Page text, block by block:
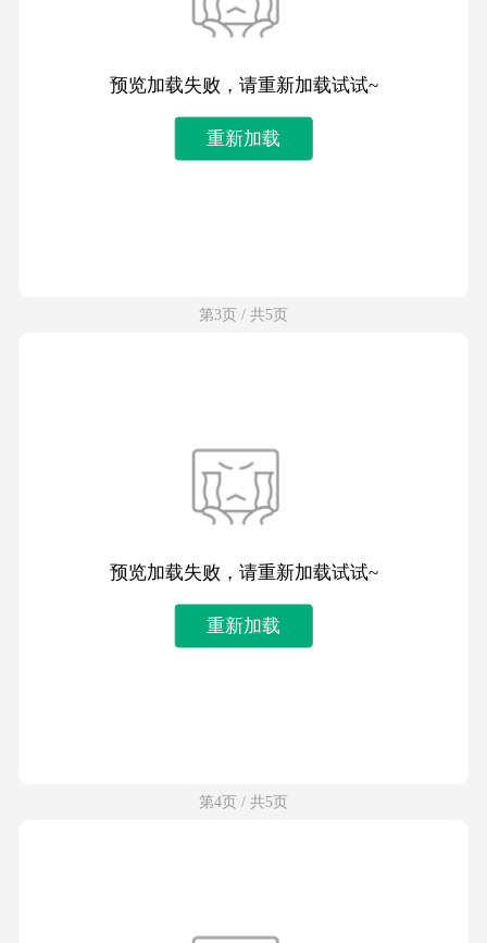
预览加载失败，请重新加载试试~
重新加载
第3页 / 共5页
预览加载失败，请重新加载试试~
重新加载
第4页 / 共5页